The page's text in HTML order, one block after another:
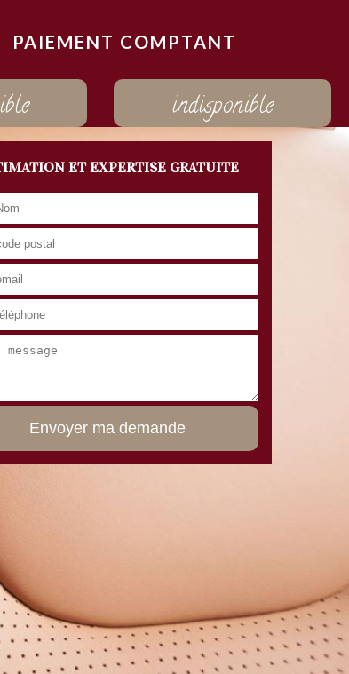
PAIEMENT COMPTANT
indisponible
ET EXPERTISE GRATUITE